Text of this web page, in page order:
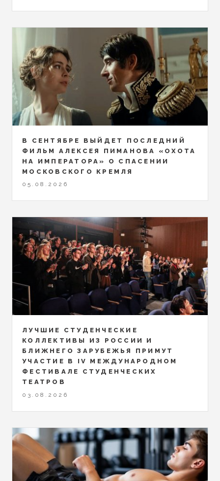
В СЕНТЯБРЕ ВЫЙДЕТ ПОСЛЕДНИЙ
ФИЛЬМ АЛЕКСЕЯ ПИМАНОВА «ОХОТА
НА ИМПЕРАТОРА» О СПАСЕНИИ
МОСКОВСКОГО КРЕМЛЯ
05.08.2026
ЛУЧШИЕ СТУДЕНЧЕСКИЕ
КОЛЛЕКТИВЫ ИЗ РОССИИ И
БЛИЖНЕГО ЗАРУБЕЖЬЯ ПРИМУТ
УЧАСТИЕ В IV МЕЖДУНАРОДНОМ
ФЕСТИВАЛЕ СТУДЕНЧЕСКИХ
ТЕАТРОВ
03.08.2026